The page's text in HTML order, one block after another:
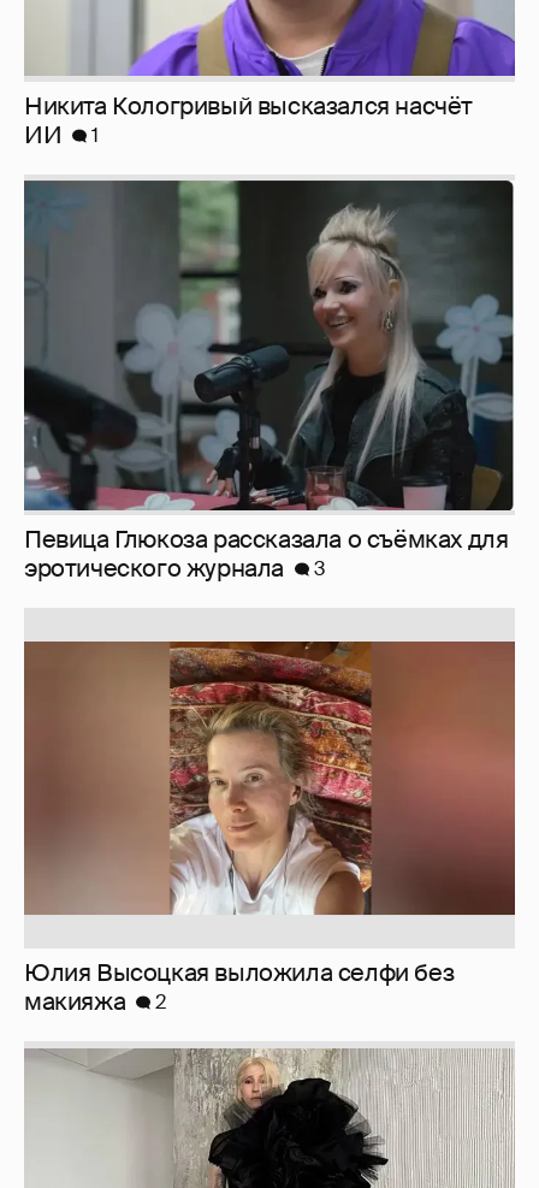
Никита Кологривый высказался насчёт
ИИ
1
Певица Глюкоза рассказала о съёмках для
эротического журнала
3
Юлия Высоцкая выложила селфи без
макияжа
2